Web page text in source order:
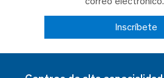
Inscríbete